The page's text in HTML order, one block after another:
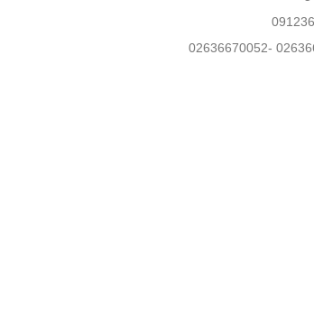
02636670052